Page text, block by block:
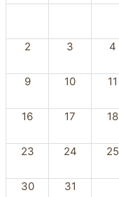
2 3 4
9 10 11
16 17 18
23 24 25
30 31